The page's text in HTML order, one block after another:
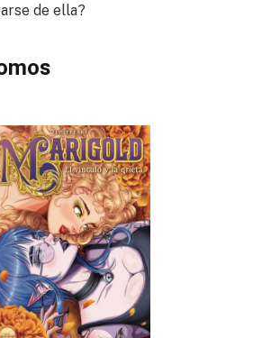
de ella?